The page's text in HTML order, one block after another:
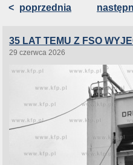
< poprzednia
35 LAT TEMU Z FSO
29 czerwca 2026